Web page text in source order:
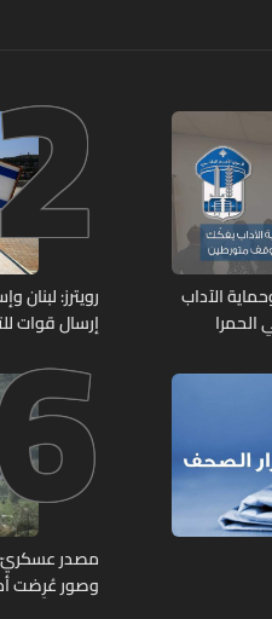
الآداب
رويترز:
إرسال قوات
وصور عُرِضت